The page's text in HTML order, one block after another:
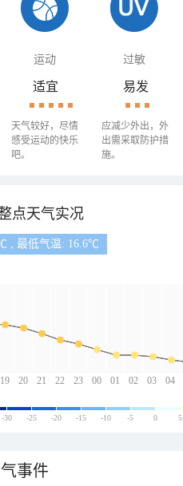
运动 过敏
适宜
天气较好，尽情
感受运动的快乐
吧。
易发
应减少外出，外
出需采取防护措
施。
点天气实况
, 最低气温: 16.6℃
19 20 21 22 23 00 01 02 03 04
-30 -25 -20 -15 -10 -5 0 5
事件